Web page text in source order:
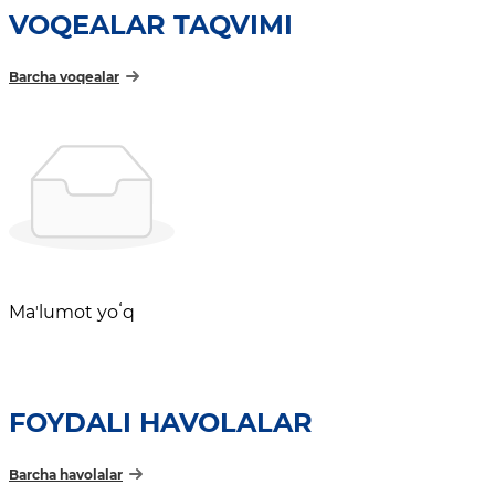
VOQEALAR TAQVIMI
Barcha voqealar
Maʼlumot yoʻq
FOYDALI HAVOLALAR
Barcha havolalar